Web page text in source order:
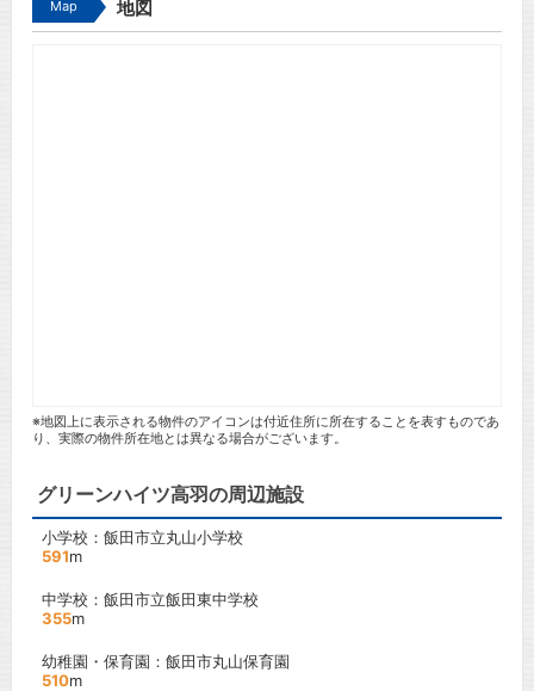
Map 地図
※地図上に表示される物件のアイコンは付近住所に所在することを表すものであ
り、実際の物件所在地とは異なる場合がございます。
グリーンハイツ高羽の周辺施設
小学校：飯田市立丸山小学校
591m
中学校：飯田市立飯田東中学校
355m
幼稚園・保育園：飯田市丸山保育園
510m